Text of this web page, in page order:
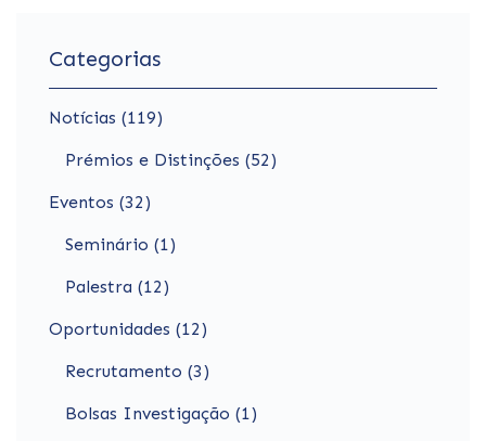
Categorias
Notícias (119)
Prémios e Distinções (52)
Eventos (32)
Seminário (1)
Palestra (12)
Oportunidades (12)
Recrutamento (3)
Bolsas Investigação (1)